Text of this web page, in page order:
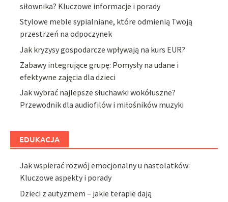
siłownika? Kluczowe informacje i porady
Stylowe meble sypialniane, które odmienią Twoją
przestrzeń na odpoczynek
Jak kryzysy gospodarcze wpływają na kurs EUR?
Zabawy integrujące grupę: Pomysły na udane i
efektywne zajęcia dla dzieci
Jak wybrać najlepsze słuchawki wokółuszne?
Przewodnik dla audiofilów i miłośników muzyki
EDUKACJA
Jak wspierać rozwój emocjonalny u nastolatków:
Kluczowe aspekty i porady
Dzieci z autyzmem – jakie terapie dają